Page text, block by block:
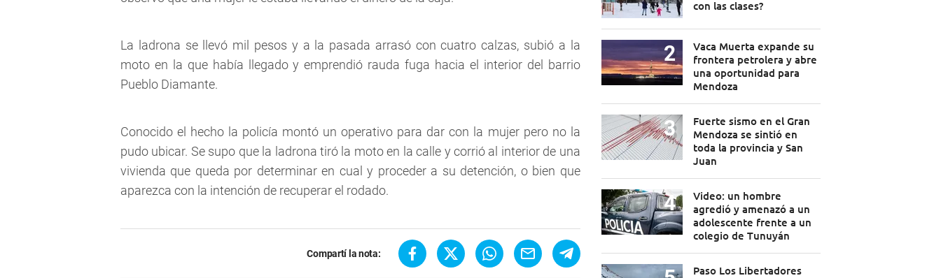
La ladrona se llevó mil pesos y a la pasada arrasó con cuatro calzas, subió a la
moto en la que había llegado y emprendió rauda fuga hacia el interior del barrio
Pueblo Diamante.
Conocido el hecho la policía montó un operativo para dar con la mujer pero no la
pudo ubicar. Se supo que la ladrona tiró la moto en la calle y corrió al interior de una
vivienda que queda por determinar en cual y proceder a su detención, o bien que
aparezca con la intención de recuperar el rodado.
Compartí la nota:
con las clases?
Vaca Muerta expande su
frontera petrolera y abre
una oportunidad para
Mendoza
Fuerte sismo en el Gran
Mendoza se sintió en
toda la provincia y San
Juan
Video: un hombre
agredió y amenazó a un
adolescente frente a un
colegio de Tunuyán
Paso Los Libertadores